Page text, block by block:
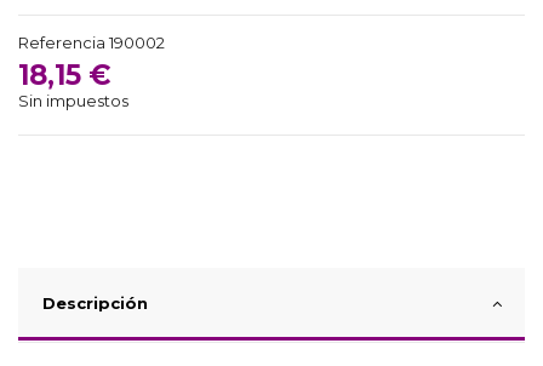
Referencia 190002
18,15 €
Sin impuestos
Descripción